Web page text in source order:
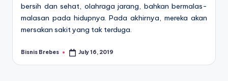
bersih dan sehat, olahraga jarang, bahkan bermalas-
malasan pada hidupnya. Pada akhirnya, mereka akan
mersakan sakit yang tak terduga.
Posted
Bisnis Brebes July 16, 2019